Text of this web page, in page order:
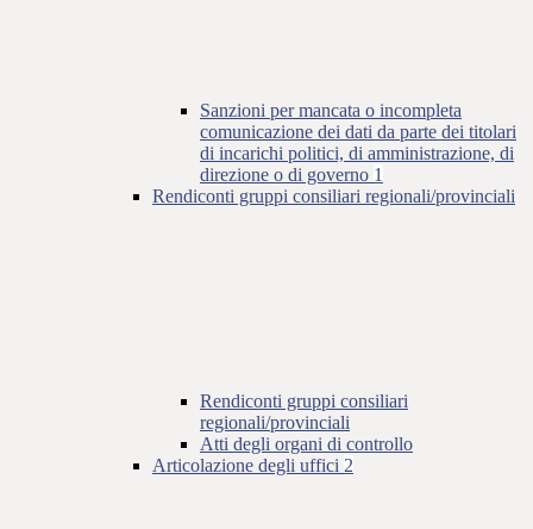
Sanzioni per mancata o incompleta
comunicazione dei dati da parte dei titolari
di incarichi politici, di amministrazione, di
direzione o di governo 1
Rendiconti gruppi consiliari regionali/provinciali
Rendiconti gruppi consiliari
regionali/provinciali
Atti degli organi di controllo
Articolazione degli uffici 2